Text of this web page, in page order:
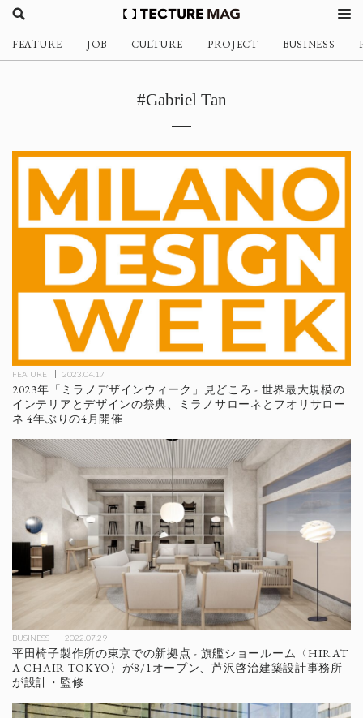
FEATURE JOB CULTURE PROJECT BUSINESS
#Gabriel Tan
FEATURE 2023.04.17
2023年「ミラノデザインウィーク」見どころ - 世界最大規模の
インテリアとデザインの祭典、ミラノサローネとフオリサロー
ネ 4年ぶりの4月開催
BUSINESS 2022.07.29
平田椅子製作所の東京での新拠点 - 旗艦ショールーム〈HIRAT
A CHAIR TOKYO〉が8/1オープン、芦沢啓治建築設計事務所
が設計・監修